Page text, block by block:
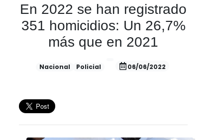
En 2022 se han registrado
351 homicidios: Un 26,7%
más que en 2021
Nacional Policial 06/06/2022